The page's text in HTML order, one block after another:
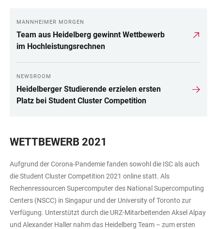
LINKS
MANNHEIMER MORGEN
Team aus Heidelberg gewinnt Wettbewerb
im Hochleistungsrechnen
NEWSROOM
Heidelberger Studierende erzielen ersten
Platz bei Student Cluster Competition
WETTBEWERB 2021
Aufgrund der Corona-Pandemie fanden sowohl die ISC als auch
die Student Cluster Competition 2021 online statt. Als
Rechenressourcen Supercomputer des National Supercomputing
Centers (NSCC) in Singapur und der University of Toronto zur
Verfügung. Unterstützt durch die URZ-Mitarbeitenden Aksel Alpay
und Alexander Haller nahm das Heidelberg Team – zum ersten